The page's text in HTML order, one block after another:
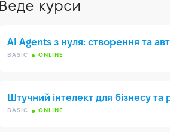
Веде курси
AI Agents з нуля: створення та
BASIC ONLINE
Штучний інтелект для бізнесу та
BASIC ONLINE